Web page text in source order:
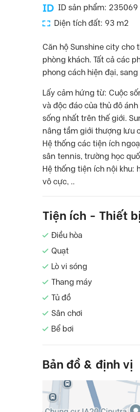
ID sản phẩm: 235069
Diện tích đất: 93 m2
Căn hộ Sunshine city
phòng khách. Tất cả các
phong cách hiện đại,
Lấy cảm hứng từ: Cuộc
và độc đáo của thủ đô
sống nhất trên thế giới.
nâng tầm giới thượng lưu
Hệ thống các tiện ích
sân tennis, trường học
Hệ thống tiện ích nội khu:
vô cực, ..
Tiện ích - Thiết
Điều hòa
Quạt
Lò vi sóng
Thang máy
Tủ đồ
Sân chơi
Bể bơi
Bản đồ & định vị